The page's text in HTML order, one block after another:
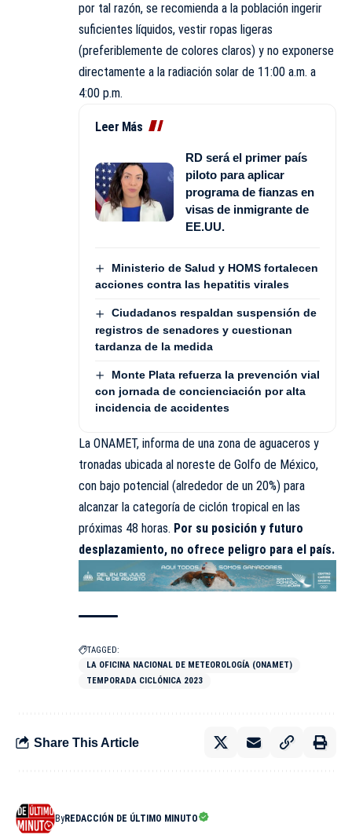
por tal razón, se recomienda a la población ingerir
suficientes líquidos, vestir ropas ligeras
(preferiblemente de colores claros) y no exponerse
directamente a la radiación solar de 11:00 a.m. a
4:00 p.m.
Leer Más
RD será el primer país
piloto para aplicar
programa de fianzas en
visas de inmigrante de
EE.UU.
Ministerio de Salud y HOMS fortalecen
acciones contra las hepatitis virales
Ciudadanos respaldan suspensión de
registros de senadores y cuestionan
tardanza de la medida
Monte Plata refuerza la prevención vial
con jornada de concienciación por alta
incidencia de accidentes
La ONAMET, informa de una zona de aguaceros y
tronadas ubicada al noreste de Golfo de México,
con bajo potencial (alrededor de un 20%) para
alcanzar la categoría de ciclón tropical en las
próximas 48 horas. Por su posición y futuro
desplazamiento, no ofrece peligro para el país.
TAGGED:
LA OFICINA NACIONAL DE METEOROLOGÍA (ONAMET)
TEMPORADA CICLÓNICA 2023
Share This Article
ByREDACCIÓN DE ÚLTIMO MINUTO